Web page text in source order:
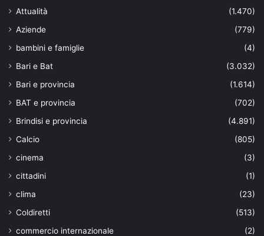
Attualità
(1.470)
Aziende
(779)
bambini e famiglie
(4)
Bari e Bat
(3.032)
Bari e provincia
(1.614)
BAT e provincia
(702)
Brindisi e provincia
(4.891)
Calcio
(805)
cinema
(3)
cittadini
(1)
clima
(23)
Coldiretti
(513)
commercio internazionale
(2)